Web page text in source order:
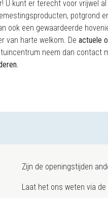
U kunt er terecht voor vrijwel
potgrond
ook een gewaardeerde
van harte welkom. De actuele
neem dan contact
Zijn de openingstijden
Laat het ons weten via